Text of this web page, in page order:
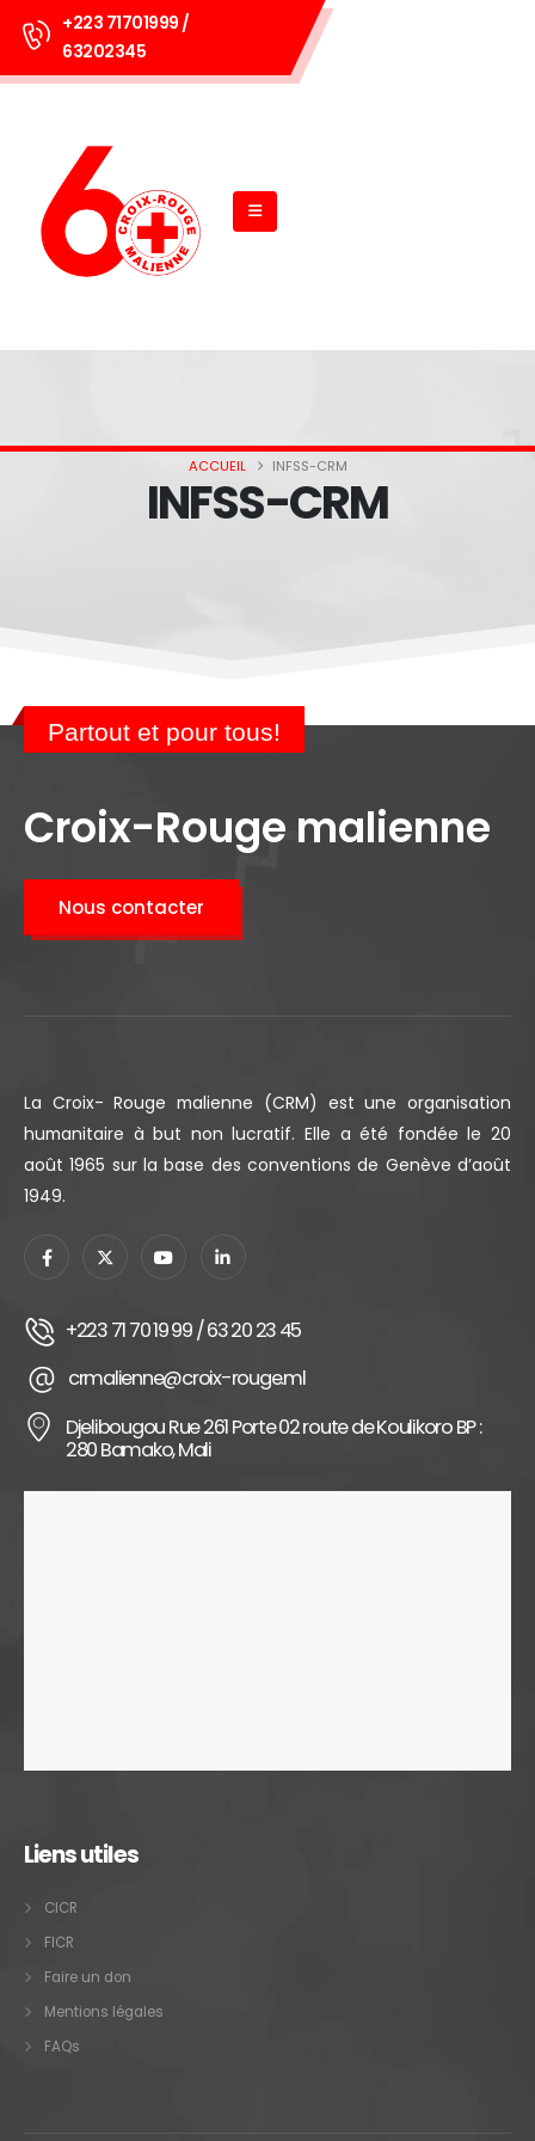
+223 71701999 /
63202345
ACCUEIL INFSS-CRM
INFSS-CRM
Partout et pour tous!
Croix-Rouge malienne
Nous contacter
La Croix- Rouge malienne (CRM) est une organisation
humanitaire à but non lucratif. Elle a été fondée le 20
août 1965 sur la base des conventions de Genève d’août
1949.
+223 71 70 19 99 / 63 20 23 45
crmalienne@croix-rouge.ml
Djelibougou Rue 261 Porte 02 route de Koulikoro BP :
280 Bamako, Mali
Liens utiles
CICR
FICR
Faire un don
Mentions légales
FAQs